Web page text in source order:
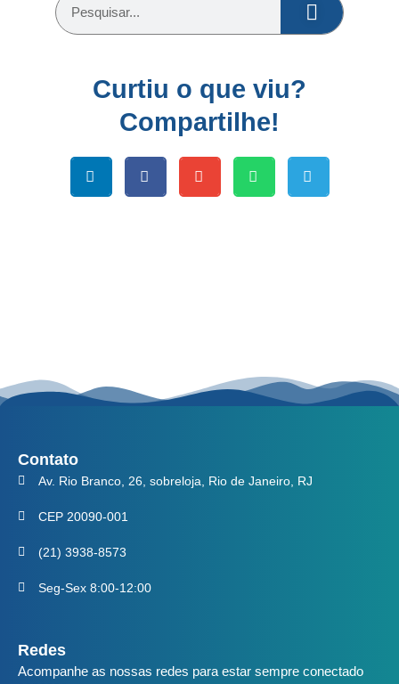
Curtiu o que viu?
Compartilhe!
Contato
Av. Rio Branco, 26, sobreloja, Rio de Janeiro, RJ
CEP 20090-001
(21) 3938-8573
Seg-Sex 8:00-12:00
Redes
Acompanhe as nossas redes para estar sempre conectado